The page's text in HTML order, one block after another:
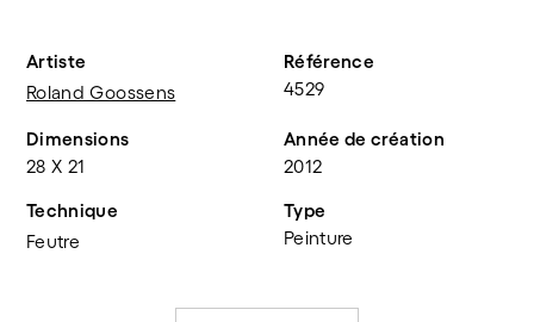
Artiste
Roland Goossens
Référence
4529
Dimensions
28 X 21
Année de création
2012
Technique
Feutre
Type
Peinture